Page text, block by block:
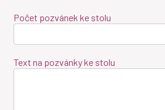
Počet pozvánek ke stolu
Text na pozvánky ke stolu